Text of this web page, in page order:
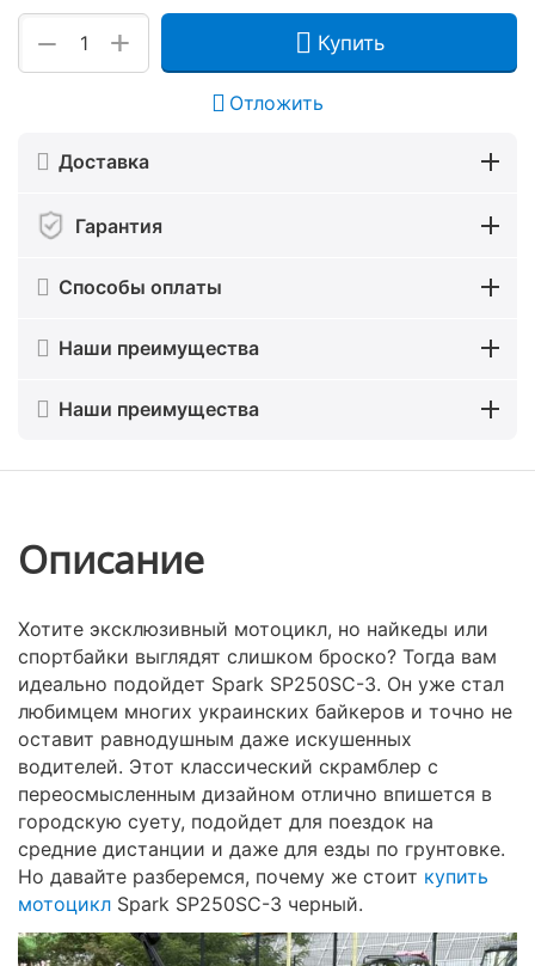
+
− Купить
Отложить
Доставка
Гарантия
Способы оплаты
Наши преимущества
Наши преимущества
Описание
Хотите эксклюзивный мотоцикл, но найкеды или
спортбайки выглядят слишком броско? Тогда вам
идеально подойдет Spark SP250SC-3. Он уже стал
любимцем многих украинских байкеров и точно не
оставит равнодушным даже искушенных
водителей. Этот классический скрамблер с
переосмысленным дизайном отлично впишется в
городскую суету, подойдет для поездок на
средние дистанции и даже для езды по грунтовке.
Но давайте разберемся, почему же стоит купить
мотоцикл Spark SP250SC-3 черный.